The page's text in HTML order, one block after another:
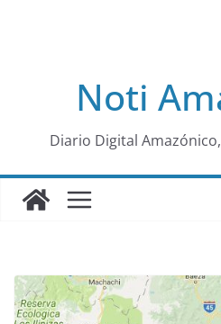
al
Noti
Diario Digital